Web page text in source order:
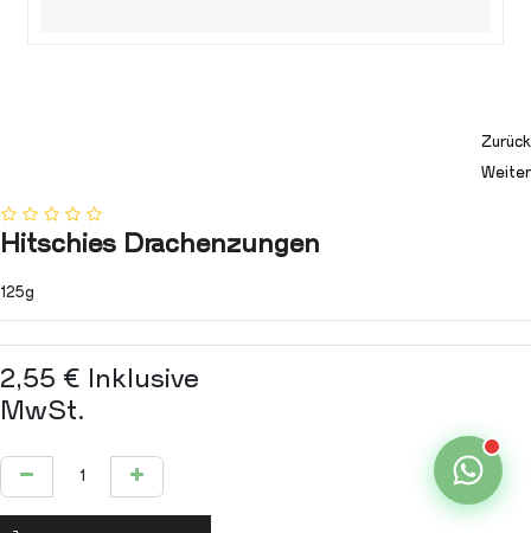
Zurück
Weiter
Hitschies Drachenzungen
125g
2,55 €
Inklusive
MwSt.